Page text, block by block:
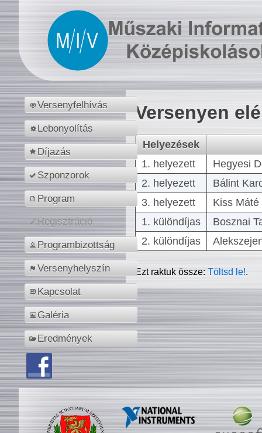
Versenyfelhívás
Lebonyolítás
Díjazás
Szponzorok
Program
Regisztráció
Programbizottság
Versenyhelyszín
Kapcsolat
Galéria
Eredmények
Versenyen
Helyezések
1. helyezett
Hegyesi
2. helyezett
Bálint
3. helyezett
Kiss
1. különdíjas
Bosznai
2. különdíjas
Ezt raktuk össze:Töltsd le!.